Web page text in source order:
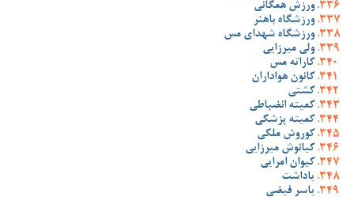
ورزش همگانی
ورزشگاه باهنر
ورزشگاه شهدای مس
ولی میرزایی
کاراته مس
کانون هواداران
کشتی
کمیته انضباطی
کمیته پزشکی
کوروش ملکی
کیانوش میرزایی
کیوان امرایی
یاداشت
یاسر فیضی